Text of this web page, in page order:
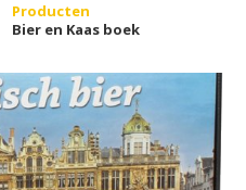
Producten
Bier en Kaas boek